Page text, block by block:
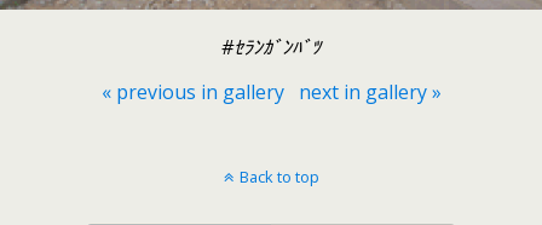
#ｾﾗﾝｶﾞﾝﾊﾞﾂ
« previous in gallery
next in gallery »
Back to top